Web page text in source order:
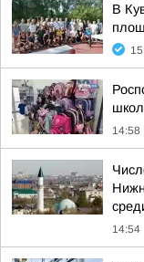
В
14:58
14:54